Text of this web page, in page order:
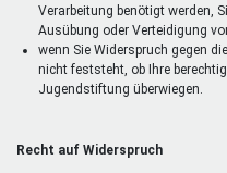
Verarbeitung benötigt werden,
Ausübung oder Verteidigung
wenn Sie Widerspruch gegen
nicht feststeht, ob Ihre
Jugendstiftung überwiegen.
Recht auf Widerspruch